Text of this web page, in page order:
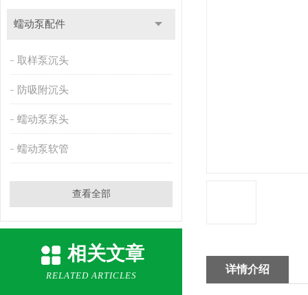
蠕动泵配件
取样泵沉头
防吸附沉头
蠕动泵泵头
蠕动泵软管
查看全部
相关文章
RELATED ARTICLES
详情介绍